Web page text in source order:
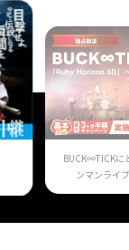
BUCK∞TICKに
ンマンライ